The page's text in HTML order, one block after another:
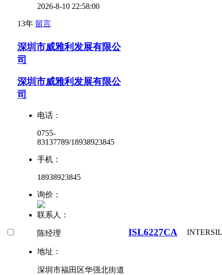
2026-8-10 22:58:00
13年 留言
深圳市威雅利发展有限公
司
深圳市威雅利发展有限公
司
电话：
0755-
83137789/18938923845
手机：
18938923845
询价：
联系人：
陈经理
地址：
深圳市福田区华强北街道
ISL6227CA INTERSIL